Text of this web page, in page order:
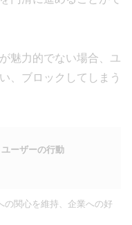
魅力的でない場合、ユ
、ブロックしてしまう
ユーザーの行動
の関心を維持、企業への好